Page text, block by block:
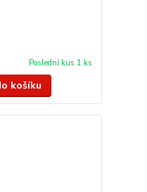
Poslední kus 1 ks
košíku